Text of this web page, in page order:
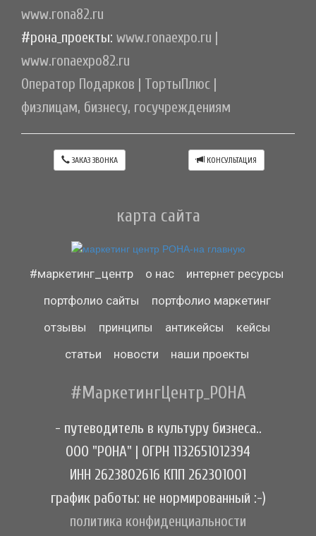
www.rona82.ru
#рона_проекты: www.ronaexpo.ru |
www.ronaexpo82.ru
Оператор Подарков | ТортыПлюс |
физлицам, бизнесу, госучреждениям
ЗАКАЗ ЗВОНКА КОНСУЛЬТАЦИЯ
карта сайта
#маркетинг_центр о нас
интернет ресурсы
портфолио сайты
портфолио маркетинг
отзывы
принципы антикейсы
кейсы
статьи
новости наши проекты
#МаркетингЦентр_РОНА
- путеводитель в культуру бизнеса..
ООО "РОНА" | ОГРН 1132651012394
ИНН 2623802616 КПП 262301001
график работы: не нормированный :-)
политика конфиденциальности